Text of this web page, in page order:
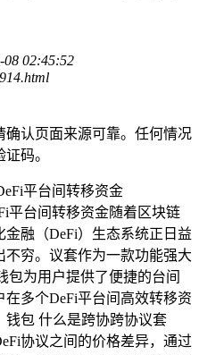
02:45:52
认页面来源可靠。任何情况
码。
平台间转移资金随着区块链
融（DeFi）生态系统正日益
穷。议套作为一款功能强大
包为用户提供了便捷的台间
多个DeFi平台间高效转移资
包 什么是跨协跨协议套
协议之间的价格差异，通过